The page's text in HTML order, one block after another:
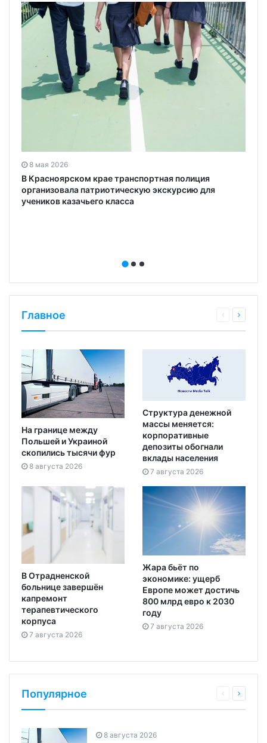
8 мая 2026
В Красноярском крае транспортная полиция
организовала патриотическую экскурсию для
учеников казачьего класса
Главное
На границе между
Польшей и Украиной
скопились тысячи фур
8 августа 2026
Структура денежной
массы меняется:
корпоративные
депозиты обогнали
вклады населения
7 августа 2026
В Отрадненской
больнице завершён
капремонт
терапевтического
корпуса
7 августа 2026
Жара бьёт по
экономике: ущерб
Европе может достичь
800 млрд евро к 2030
году
7 августа 2026
Популярное
8 августа 2026